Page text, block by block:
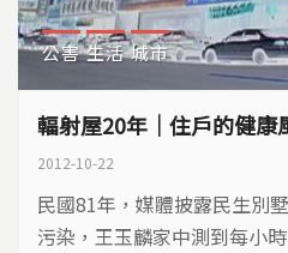
公害 生活 城市
輻射屋20年｜住戶的健康
2012-10-22
民國81年，媒體披露民生別
污染，王玉麟家中測到每小